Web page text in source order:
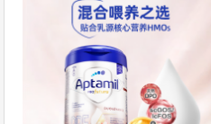
SUPER/优博